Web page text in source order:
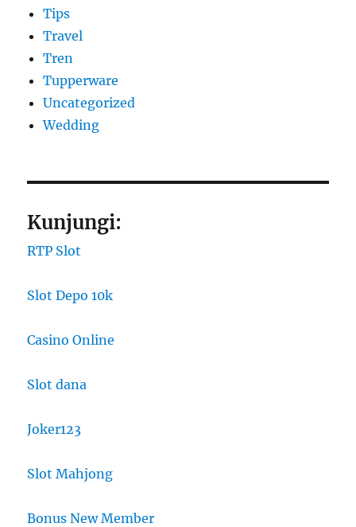
Tips
Travel
Tren
Tupperware
Uncategorized
Wedding
Kunjungi:
RTP Slot
Slot Depo 10k
Casino Online
Slot dana
Joker123
Slot Mahjong
Bonus New Member